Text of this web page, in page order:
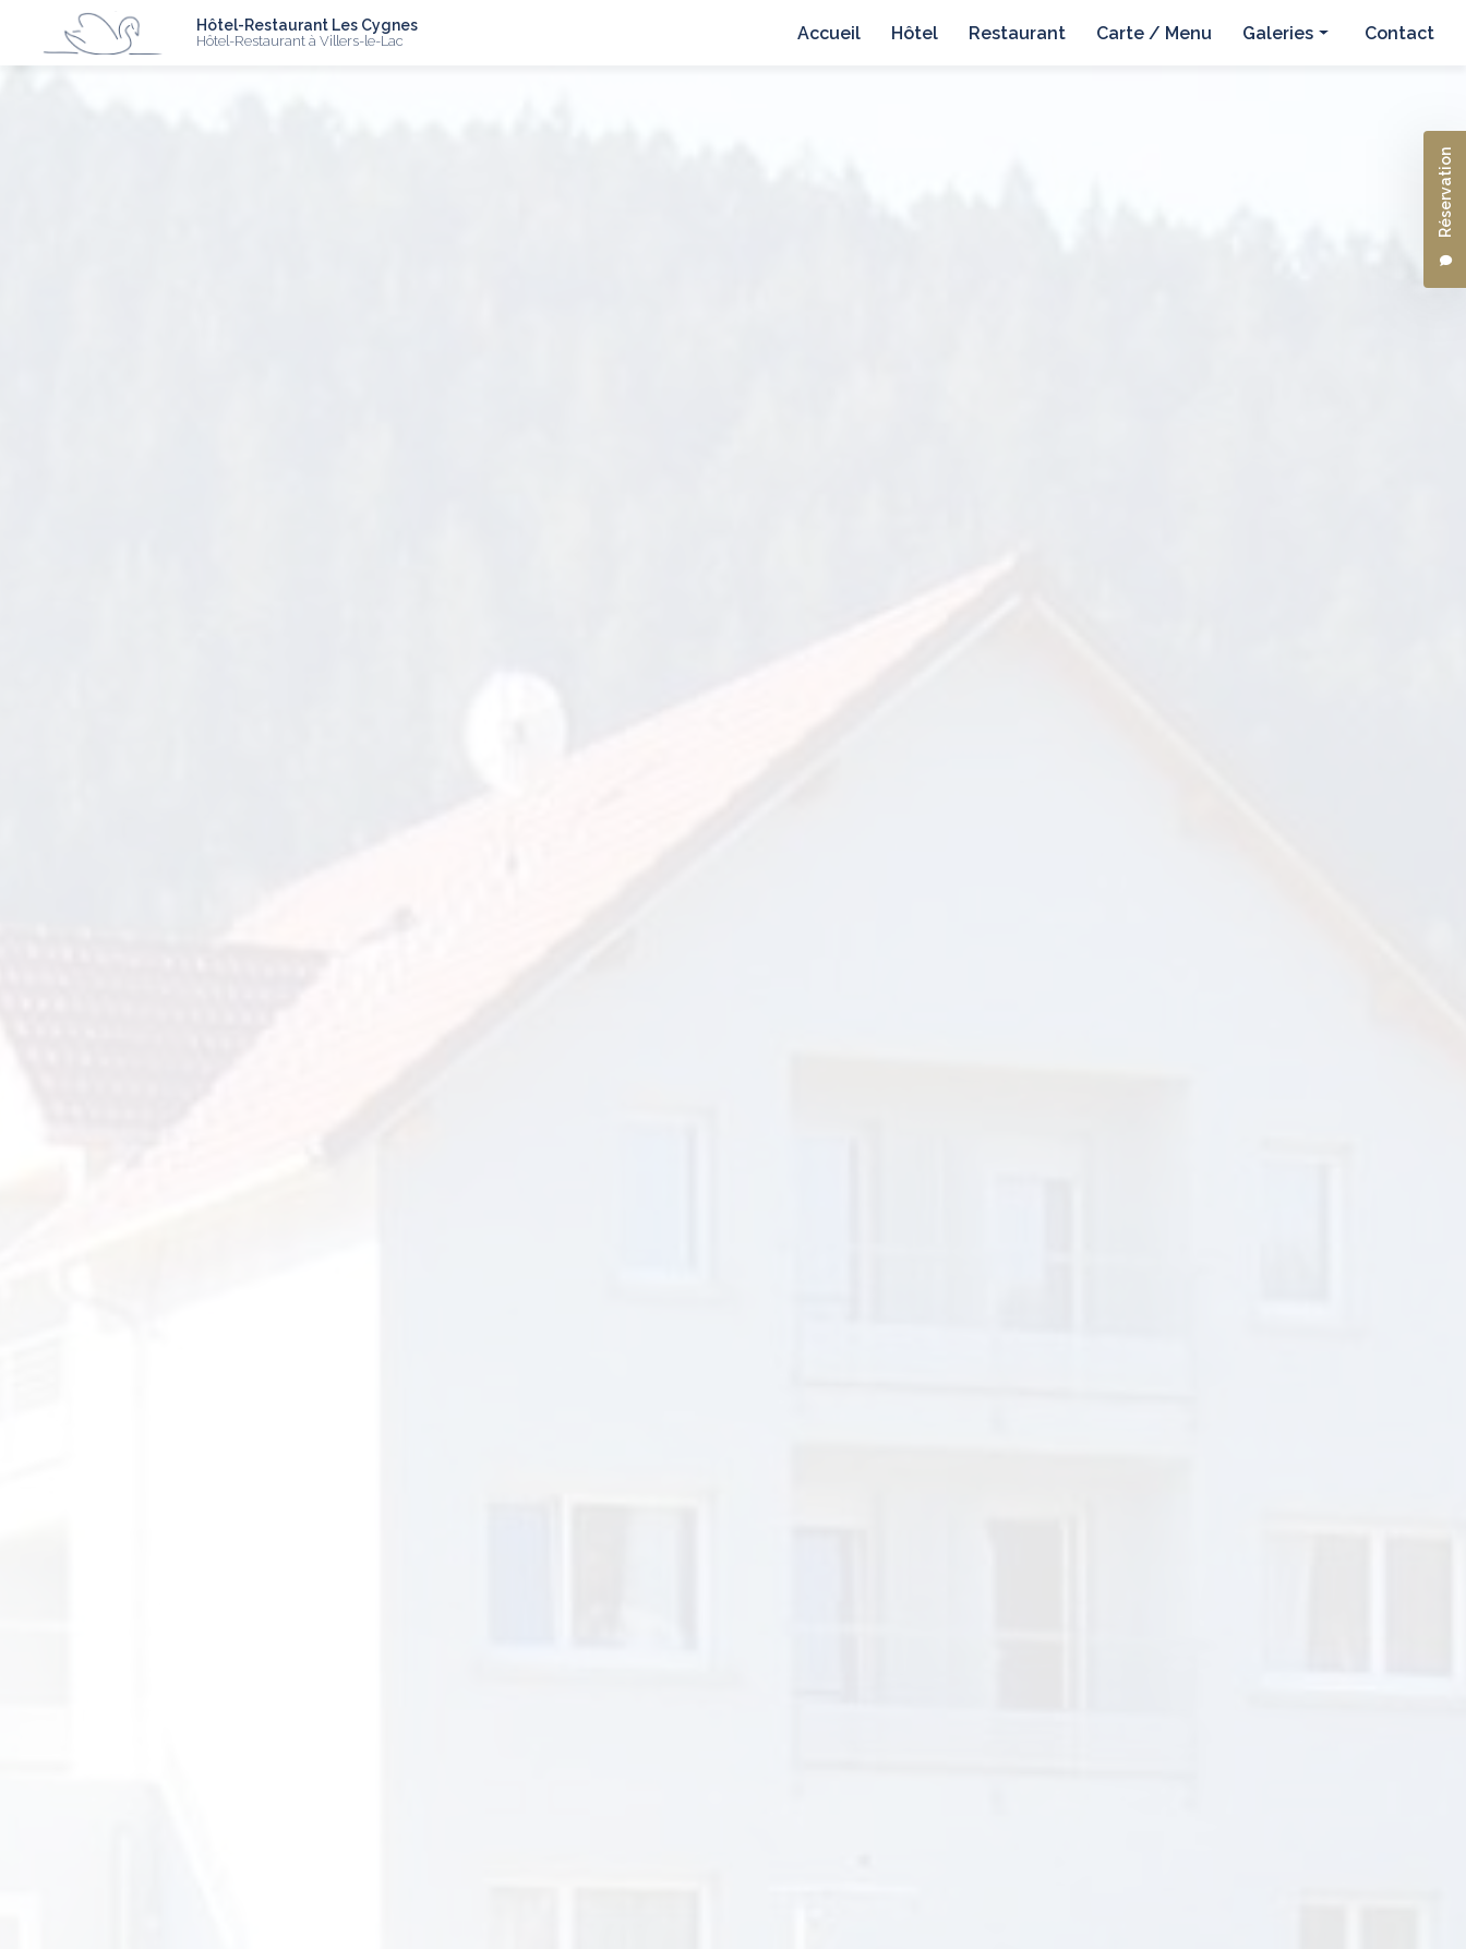
contenu
Hôtel-Restaurant Les Cygnes
Hôtel-Restaurant à Villers-le-Lac
Réservation
Accueil
Hôtel Restaurant Carte / Menu Galeries Contact